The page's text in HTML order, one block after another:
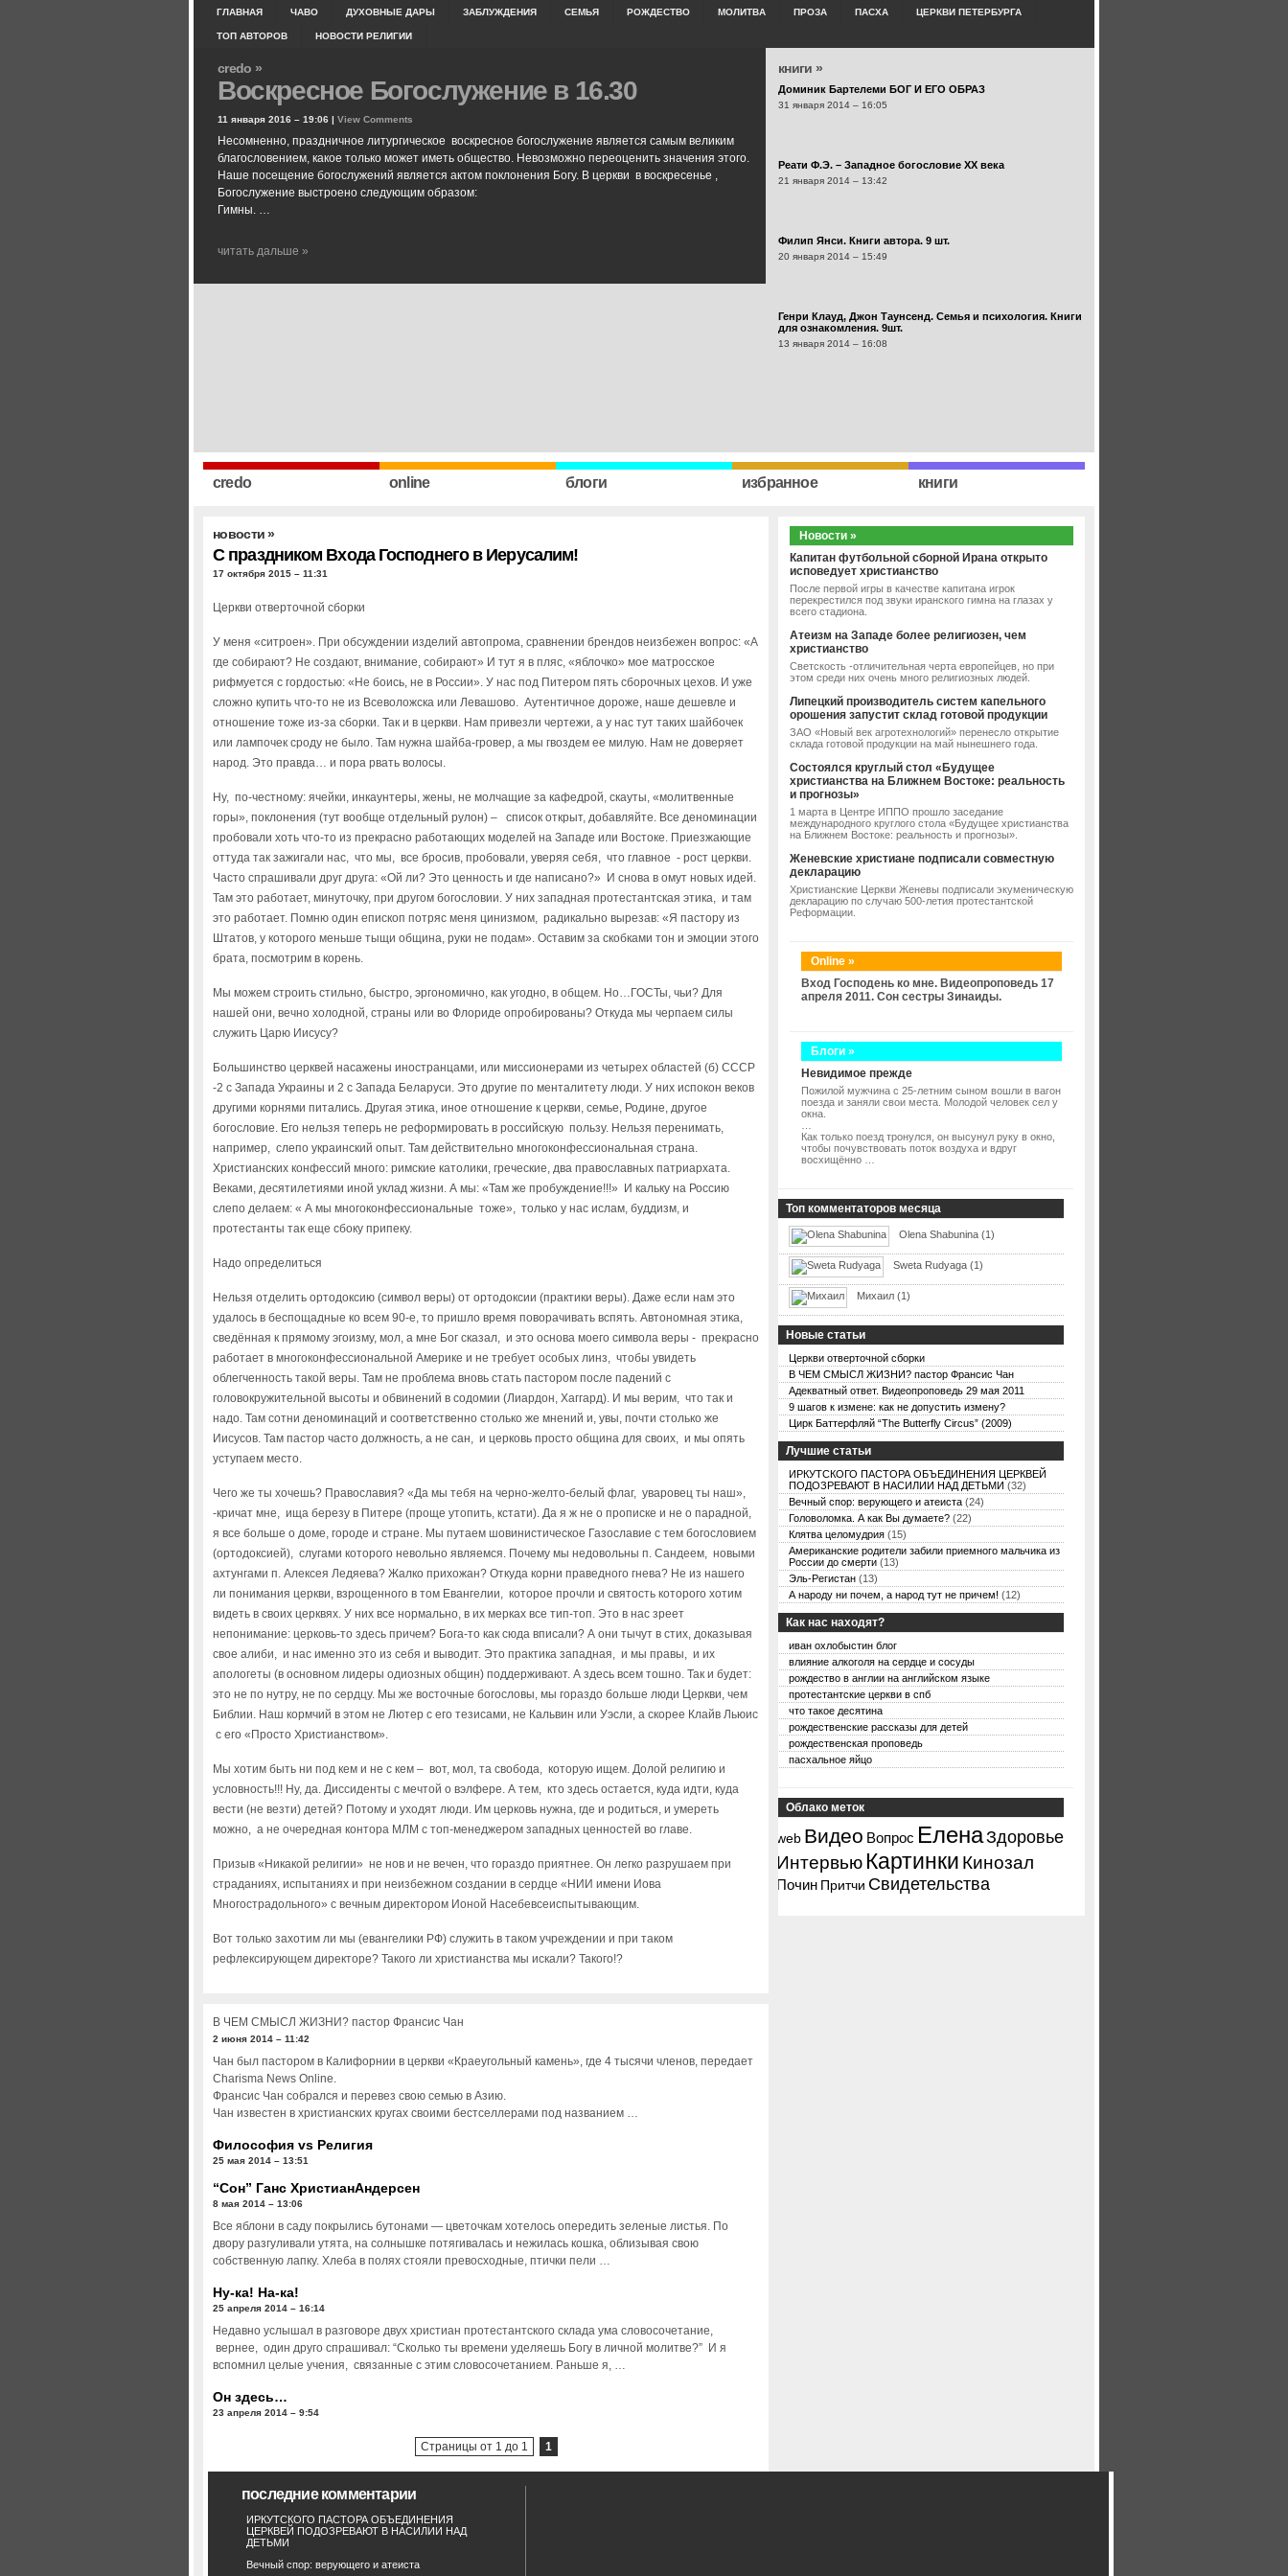
ГЛАВНАЯ ЧАВО ДУХОВНЫЕ ДАРЫ ЗАБЛУЖДЕНИЯ СЕМЬЯ РОЖДЕСТВО МОЛИТВА ПРОЗА ПАСХА ЦЕРКВИ ПЕТЕРБУРГА
ТОП АВТОРОВ НОВОСТИ РЕЛИГИИ
credo »
Воскресное Богослужение в 16.30
11 января 2016 – 19:06 | View Comments
Несомненно, праздничное литургическое воскресное богослужение является самым великим
благословением, какое только может иметь общество. Невозможно переоценить значения этого.
Наше посещение богослужений является актом поклонения Богу. В церкви в воскресенье ,
Богослужение выстроено следующим образом:
Гимны. …
читать дальше »
книги »
Доминик Бартелеми БОГ И ЕГО ОБРАЗ
31 января 2014 – 16:05
Реати Ф.Э. – Западное богословие XX века
21 января 2014 – 13:42
Филип Янси. Книги автора. 9 шт.
20 января 2014 – 15:49
Генри Клауд, Джон Таунсенд. Семья и психология. Книги
для ознакомления. 9шт.
13 января 2014 – 16:08
credo online блоги избранное книги
новости»
С праздником Входа Господнего в Иерусалим!
17 октября 2015 – 11:31
Церкви отверточной сборки
У меня «ситроен». При обсуждении изделий автопрома, сравнении брендов неизбежен вопрос: «А
где собирают? Не создают, внимание, собирают» И тут я в пляс, «яблочко» мое матросское
рифмуется с гордостью: «Не боись, не в России». У нас под Питером пять сборочных цехов. И уже
сложно купить что-то не из Всеволожска или Левашово. Аутентичное дороже, наше дешевле и
отношение тоже из-за сборки. Так и в церкви. Нам привезли чертежи, а у нас тут таких шайбочек
или лампочек сроду не было. Там нужна шайба-гровер, а мы гвоздем ее милую. Нам не доверяет
народ. Это правда… и пора рвать волосы.
Ну, по-честному: ячейки, инкаунтеры, жены, не молчащие за кафедрой, скауты, «молитвенные
горы», поклонения (тут вообще отдельный рулон) – список открыт, добавляйте. Все деноминации
пробовали хоть что-то из прекрасно работающих моделей на Западе или Востоке. Приезжающие
оттуда так зажигали нас, что мы, все бросив, пробовали, уверяя себя, что главное - рост церкви.
Часто спрашивали друг друга: «Ой ли? Это ценность и где написано?» И снова в омут новых идей.
Там это работает, минуточку, при другом богословии. У них западная протестантская этика, и там
это работает. Помню один епископ потряс меня цинизмом, радикально вырезав: «Я пастору из
Штатов, у которого меньше тыщи община, руки не подам». Оставим за скобками тон и эмоции этого
брата, посмотрим в корень.
Мы можем строить стильно, быстро, эргономично, как угодно, в общем. Но…ГОСТы, чьи? Для
нашей они, вечно холодной, страны или во Флориде опробированы? Откуда мы черпаем силы
служить Царю Иисусу?
Большинство церквей насажены иностранцами, или миссионерами из четырех областей (б) СССР
-2 с Запада Украины и 2 с Запада Беларуси. Это другие по менталитету люди. У них испокон веков
другими корнями питались. Другая этика, иное отношение к церкви, семье, Родине, другое
богословие. Его нельзя теперь не реформировать в российскую пользу. Нельзя перенимать,
например, слепо украинский опыт. Там действительно многоконфессиональная страна.
Христианских конфессий много: римские католики, греческие, два православных патриархата.
Веками, десятилетиями иной уклад жизни. А мы: «Там же пробуждение!!!» И кальку на Россию
слепо делаем: « А мы многоконфессиональные тоже», только у нас ислам, буддизм, и
протестанты так еще сбоку припеку.
Надо определиться
Нельзя отделить ортодоксию (символ веры) от ортодоксии (практики веры). Даже если нам это
удалось в беспощадные ко всем 90-е, то пришло время поворачивать вспять. Автономная этика,
сведённая к прямому эгоизму, мол, а мне Бог сказал, и это основа моего символа веры - прекрасно
работает в многоконфессиональной Америке и не требует особых линз, чтобы увидеть
облегченность такой веры. Там не проблема вновь стать пастором после падений с
головокружительной высоты и обвинений в содомии (Лиардон, Хаггард). И мы верим, что так и
надо. Там сотни деноминаций и соответственно столько же мнений и, увы, почти столько же
Иисусов. Там пастор часто должность, а не сан, и церковь просто община для своих, и мы опять
уступаем место.
Чего же ты хочешь? Православия? «Да мы тебя на черно-желто-белый флаг, уваровец ты наш»,
-кричат мне, ища березу в Питере (проще утопить, кстати). Да я ж не о прописке и не о парадной,
я все больше о доме, городе и стране. Мы путаем шовинистическое Газославие с тем богословием
(ортодоксией), слугами которого невольно являемся. Почему мы недовольны п. Сандеем, новыми
ахтунгами п. Алексея Ледяева? Жалко прихожан? Откуда корни праведного гнева? Не из нашего
ли понимания церкви, взрощенного в том Евангелии, которое прочли и святость которого хотим
видеть в своих церквях. У них все нормально, в их мерках все тип-топ. Это в нас зреет
непонимание: церковь-то здесь причем? Бога-то как сюда вписали? А они тычут в стих, доказывая
свое алиби, и нас именно это из себя и выводит. Это практика западная, и мы правы, и их
апологеты (в основном лидеры одиозных общин) поддерживают. А здесь всем тошно. Так и будет:
это не по нутру, не по сердцу. Мы же восточные богословы, мы гораздо больше люди Церкви, чем
Библии. Наш кормчий в этом не Лютер с его тезисами, не Кальвин или Уэсли, а скорее Клайв Льюис
с его «Просто Христианством».
Мы хотим быть ни под кем и не с кем – вот, мол, та свобода, которую ищем. Долой религию и
условность!!! Ну, да. Диссиденты с мечтой о вэлфере. А тем, кто здесь остается, куда идти, куда
вести (не везти) детей? Потому и уходят люди. Им церковь нужна, где и родиться, и умереть
можно, а не очередная контора МЛМ с топ-менеджером западных ценностей во главе.
Призыв «Никакой религии» не нов и не вечен, что гораздо приятнее. Он легко разрушаем при
страданиях, испытаниях и при неизбежном создании в сердце «НИИ имени Иова
Многострадольного» с вечным директором Ионой Насебевсеиспытывающим.
Вот только захотим ли мы (евангелики РФ) служить в таком учреждении и при таком
рефлексирующем директоре? Такого ли христианства мы искали? Такого!?
В ЧЕМ СМЫСЛ ЖИЗНИ? пастор Франсис Чан
2 июня 2014 – 11:42
Чан был пастором в Калифорнии в церкви «Краеугольный камень», где 4 тысячи членов, передает
Charisma News Online.
Франсис Чан собрался и перевез свою семью в Азию.
Чан известен в христианских кругах своими бестселлерами под названием …
Философия vs Религия
25 мая 2014 – 13:51
“Сон” Ганс ХристианАндерсен
8 мая 2014 – 13:06
Все яблони в саду покрылись бутонами — цветочкам хотелось опередить зеленые листья. По
двору разгуливали утята, на солнышке потягивалась и нежилась кошка, облизывая свою
собственную лапку. Хлеба в полях стояли превосходные, птички пели …
Ну-ка! На-ка!
25 апреля 2014 – 16:14
Недавно услышал в разговоре двух христиан протестантского склада ума словосочетание,
вернее, один друго спрашивал: “Сколько ты времени уделяешь Богу в личной молитве?” И я
вспомнил целые учения, связанные с этим словосочетанием. Раньше я, …
Он здесь…
23 апреля 2014 – 9:54
Страницы от 1 до 1 1
Новости »
Капитан футбольной сборной Ирана открыто
исповедует христианство
После первой игры в качестве капитана игрок
перекрестился под звуки иранского гимна на глазах у
всего стадиона.
Атеизм на Западе более религиозен, чем
христианство
Светскость -отличительная черта европейцев, но при
этом среди них очень много религиозных людей.
Липецкий производитель систем капельного
орошения запустит склад готовой продукции
ЗАО «Новый век агротехнологий» перенесло открытие
склада готовой продукции на май нынешнего года.
Состоялся круглый стол «Будущее
христианства на Ближнем Востоке: реальность
и прогнозы»
1 марта в Центре ИППО прошло заседание
международного круглого стола «Будущее христианства
на Ближнем Востоке: реальность и прогнозы».
Женевские христиане подписали совместную
декларацию
Христианские Церкви Женевы подписали экуменическую
декларацию по случаю 500-летия протестантской
Реформации.
Online »
Вход Господень ко мне. Видеопроповедь 17
апреля 2011. Сон сестры Зинаиды.
Блоги »
Невидимое прежде
Пожилой мужчина с 25-летним сыном вошли в вагон
поезда и заняли свои места. Молодой человек сел у
окна.
Как только поезд тронулся, он высунул руку в окно,
чтобы почувствовать поток воздуха и вдруг
восхищённо …
Топ комментаторов месяца
Olena Shabunina (1)
Sweta Rudyaga (1)
Михаил (1)
Новые статьи
Церкви отверточной сборки
В ЧЕМ СМЫСЛ ЖИЗНИ? пастор Франсис Чан
Адекватный ответ. Видеопроповедь 29 мая 2011
9 шагов к измене: как не допустить измену?
Цирк Баттерфляй “The Butterfly Circus” (2009)
Лучшие статьи
ИРКУТСКОГО ПАСТОРА ОБЪЕДИНЕНИЯ ЦЕРКВЕЙ
ПОДОЗРЕВАЮТ В НАСИЛИИ НАД ДЕТЬМИ (32)
Вечный спор: верующего и атеиста (24)
Головоломка. А как Вы думаете? (22)
Клятва целомудрия (15)
Американские родители забили приемного мальчика из
России до смерти (13)
Эль-Регистан (13)
А народу ни почем, а народ тут не причем! (12)
Как нас находят?
иван охлобыстин блог
влияние алкоголя на сердце и сосуды
рождество в англии на английском языке
протестантские церкви в спб
что такое десятина
рождественские рассказы для детей
рождественская проповедь
пасхальное яйцо
Облако меток
web Видео Вопрос ЕленаЗдоровье
ИнтервьюКартинки Кинозал
Почин Притчи Свидетельства
последние комментарии
ИРКУТСКОГО ПАСТОРА ОБЪЕДИНЕНИЯ
ЦЕРКВЕЙ ПОДОЗРЕВАЮТ В НАСИЛИИ НАД
ДЕТЬМИ
Вечный спор: верующего и атеиста